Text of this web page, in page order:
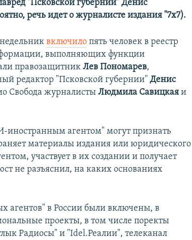
"Псковской губернии" Денис
речь идет о журналисте издания "7x7).
включило пять человек в реестр
выполняющих функции
правозащитникЛев Пономарев,
редактор "Псковской губернии"Денис
Свобода журналистыЛюдмила Савицкая и
иностранным агентом" могут признать
материалы издания или юридического
участвует в их создании и получает
не разъяснил, на каких основаниях
агентов" в России были включены, в
проекты, в том числе поректы
Радиосы" и "Idel.Реалии", телеканал